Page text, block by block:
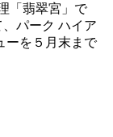
「翡翠宮」で
パーク ハイア
ーを５月末まで